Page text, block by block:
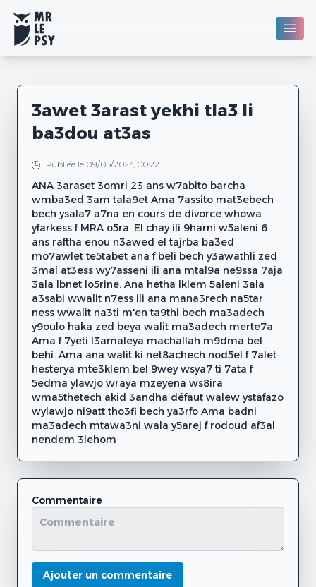
3awet 3arast yekhi tla3 li
ba3dou at3as
Publiée le 09/05/2023, 00:22
ANA 3araset 3omri 23 ans w7abito barcha
wmba3ed 3am tala9et Ama 7assito mat3ebech
bech ysala7 a7na en cours de divorce whowa
yfarkess f MRA o5ra. El chay ili 9harni w5aleni 6
ans raftha enou n3awed el tajrba ba3ed
mo7awlet te5tabet ana f beli bech y3awathli zed
3mal at3ess wy7asseni ili ana mtal9a ne9ssa 7aja
3ala lbnet lo5rine. Ana hetha lklem 5aleni 3ala
a3sabi wwalit n7ess ili ana mana3rech na5tar
ness wwalit na3ti m'en ta9thi bech ma3adech
y9oulo haka zed beya walit ma3adech merte7a
Ama f 7yeti l3amaleya machallah m9dma bel
behi .Ama ana walit ki net8achech nod5el f 7alet
hesterya mte3klem bel 9wey wsya7 ti 7ata f
5edma ylawjo wraya mzeyena ws8ira
wma5thetech akid 3andha défaut walew ystafazo
wylawjo ni9att tho3fi bech ya3rfo Ama badni
ma3adech mtawa3ni wala y5arej f rodoud af3al
nendem 3lehom
Commentaire
Ajouter un commentaire